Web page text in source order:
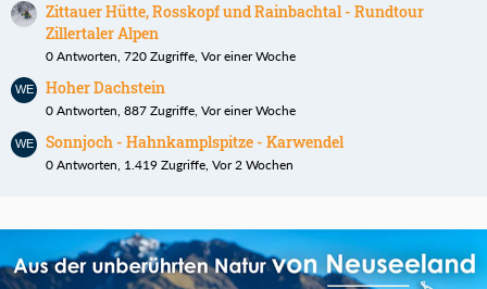
Zittauer Hütte, Rosskopf und Rainbachtal - Rundtour
Zillertaler Alpen
0 Antworten, 720 Zugriffe, Vor einer Woche
Hoher Dachstein
0 Antworten, 887 Zugriffe, Vor einer Woche
Sonnjoch - Hahnkamplspitze - Karwendel
0 Antworten, 1.419 Zugriffe, Vor 2 Wochen